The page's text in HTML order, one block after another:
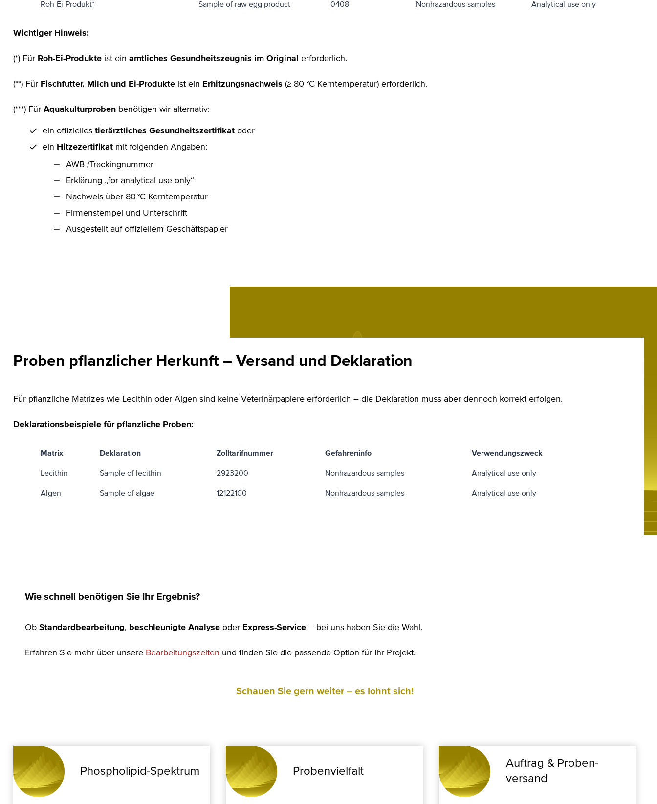
Roh-Ei-Produkt* Sample of raw egg product 0408 Nonhazardous samples Analytical use only
Wichtiger Hinweis:
(*) Für Roh-Ei-Produkte ist ein amtliches Gesundheitszeugnis im Original erforderlich.
(**) Für Fischfutter, Milch und Ei-Produkte ist ein Erhitzungsnachweis (≥ 80 °C Kerntemperatur) erforderlich.
(***) Für Aquakulturproben benötigen wir alternativ:
ein offizielles tierärztliches Gesundheitszertifikat oder
ein Hitzezertifikat mit folgenden Angaben:
AWB-/Trackingnummer
Erklärung „for analytical use only“
Nachweis über 80 °C Kerntemperatur
Firmenstempel und Unterschrift
Ausgestellt auf offiziellem Geschäftspapier
Proben pflanzlicher Herkunft – Versand und Deklaration
Für pflanzliche Matrizes wie Lecithin oder Algen sind keine Veterinärpapiere erforderlich – die Deklaration muss aber dennoch korrekt erfolgen.
Deklarationsbeispiele für pflanzliche Proben:
Matrix Deklaration Zolltarifnummer Gefahreninfo Verwendungszweck
Lecithin Sample of lecithin 2923200 Nonhazardous samples Analytical use only
Algen Sample of algae 12122100 Nonhazardous samples Analytical use only
Wie schnell benötigen Sie Ihr Ergebnis?
Ob Standardbearbeitung, beschleunigte Analyse oder Express-Service – bei uns haben Sie die Wahl.
Erfahren Sie mehr über unsere Bearbeitungszeiten und finden Sie die passende Option für Ihr Projekt.
Schauen Sie gern weiter – es lohnt sich!
Phospholipid-Spektrum Proben­vielfalt
Auftrag & Proben­
versand